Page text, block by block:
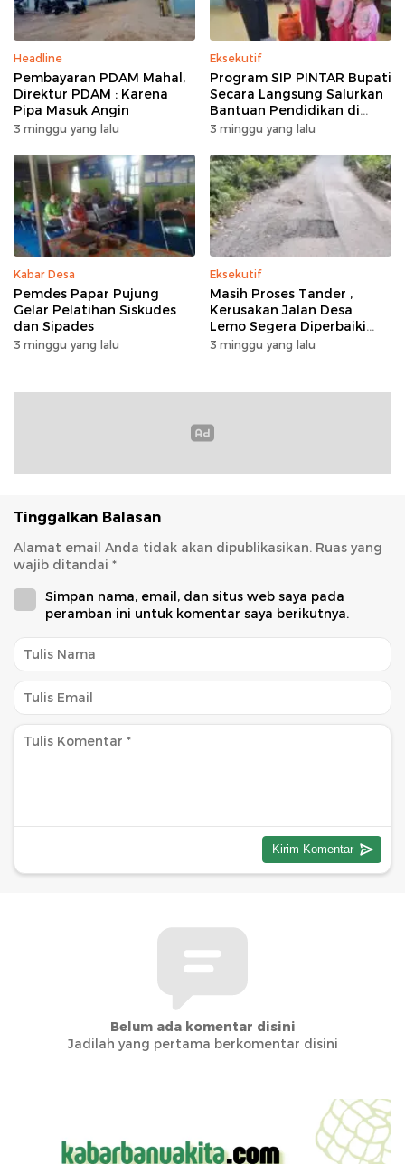
Headline
Pembayaran PDAM Mahal,
Direktur PDAM : Karena
Pipa Masuk Angin
3 minggu yang lalu
Eksekutif
Program SIP PINTAR Bupati
Secara Langsung Salurkan
Bantuan Pendidikan di
Desa Mampuak ll
3 minggu yang lalu
Kabar Desa
Pemdes Papar Pujung
Gelar Pelatihan Siskudes
dan Sipades
3 minggu yang lalu
Eksekutif
Masih Proses Tander ,
Kerusakan Jalan Desa
Lemo Segera Diperbaiki
Tahun Ini
3 minggu yang lalu
Tinggalkan Balasan
Alamat email Anda tidak akan dipublikasikan. Ruas yang
wajib ditandai *
Simpan nama, email, dan situs web saya pada
peramban ini untuk komentar saya berikutnya.
Belum ada komentar disini
Jadilah yang pertama berkomentar disini